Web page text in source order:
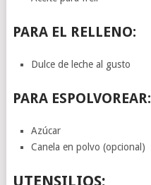
PARA EL RELLENO:
Dulce de leche al gusto
PARA ESPOLVOREAR:
Azúcar
Canela en polvo (opcional)
UTENSILIOS: